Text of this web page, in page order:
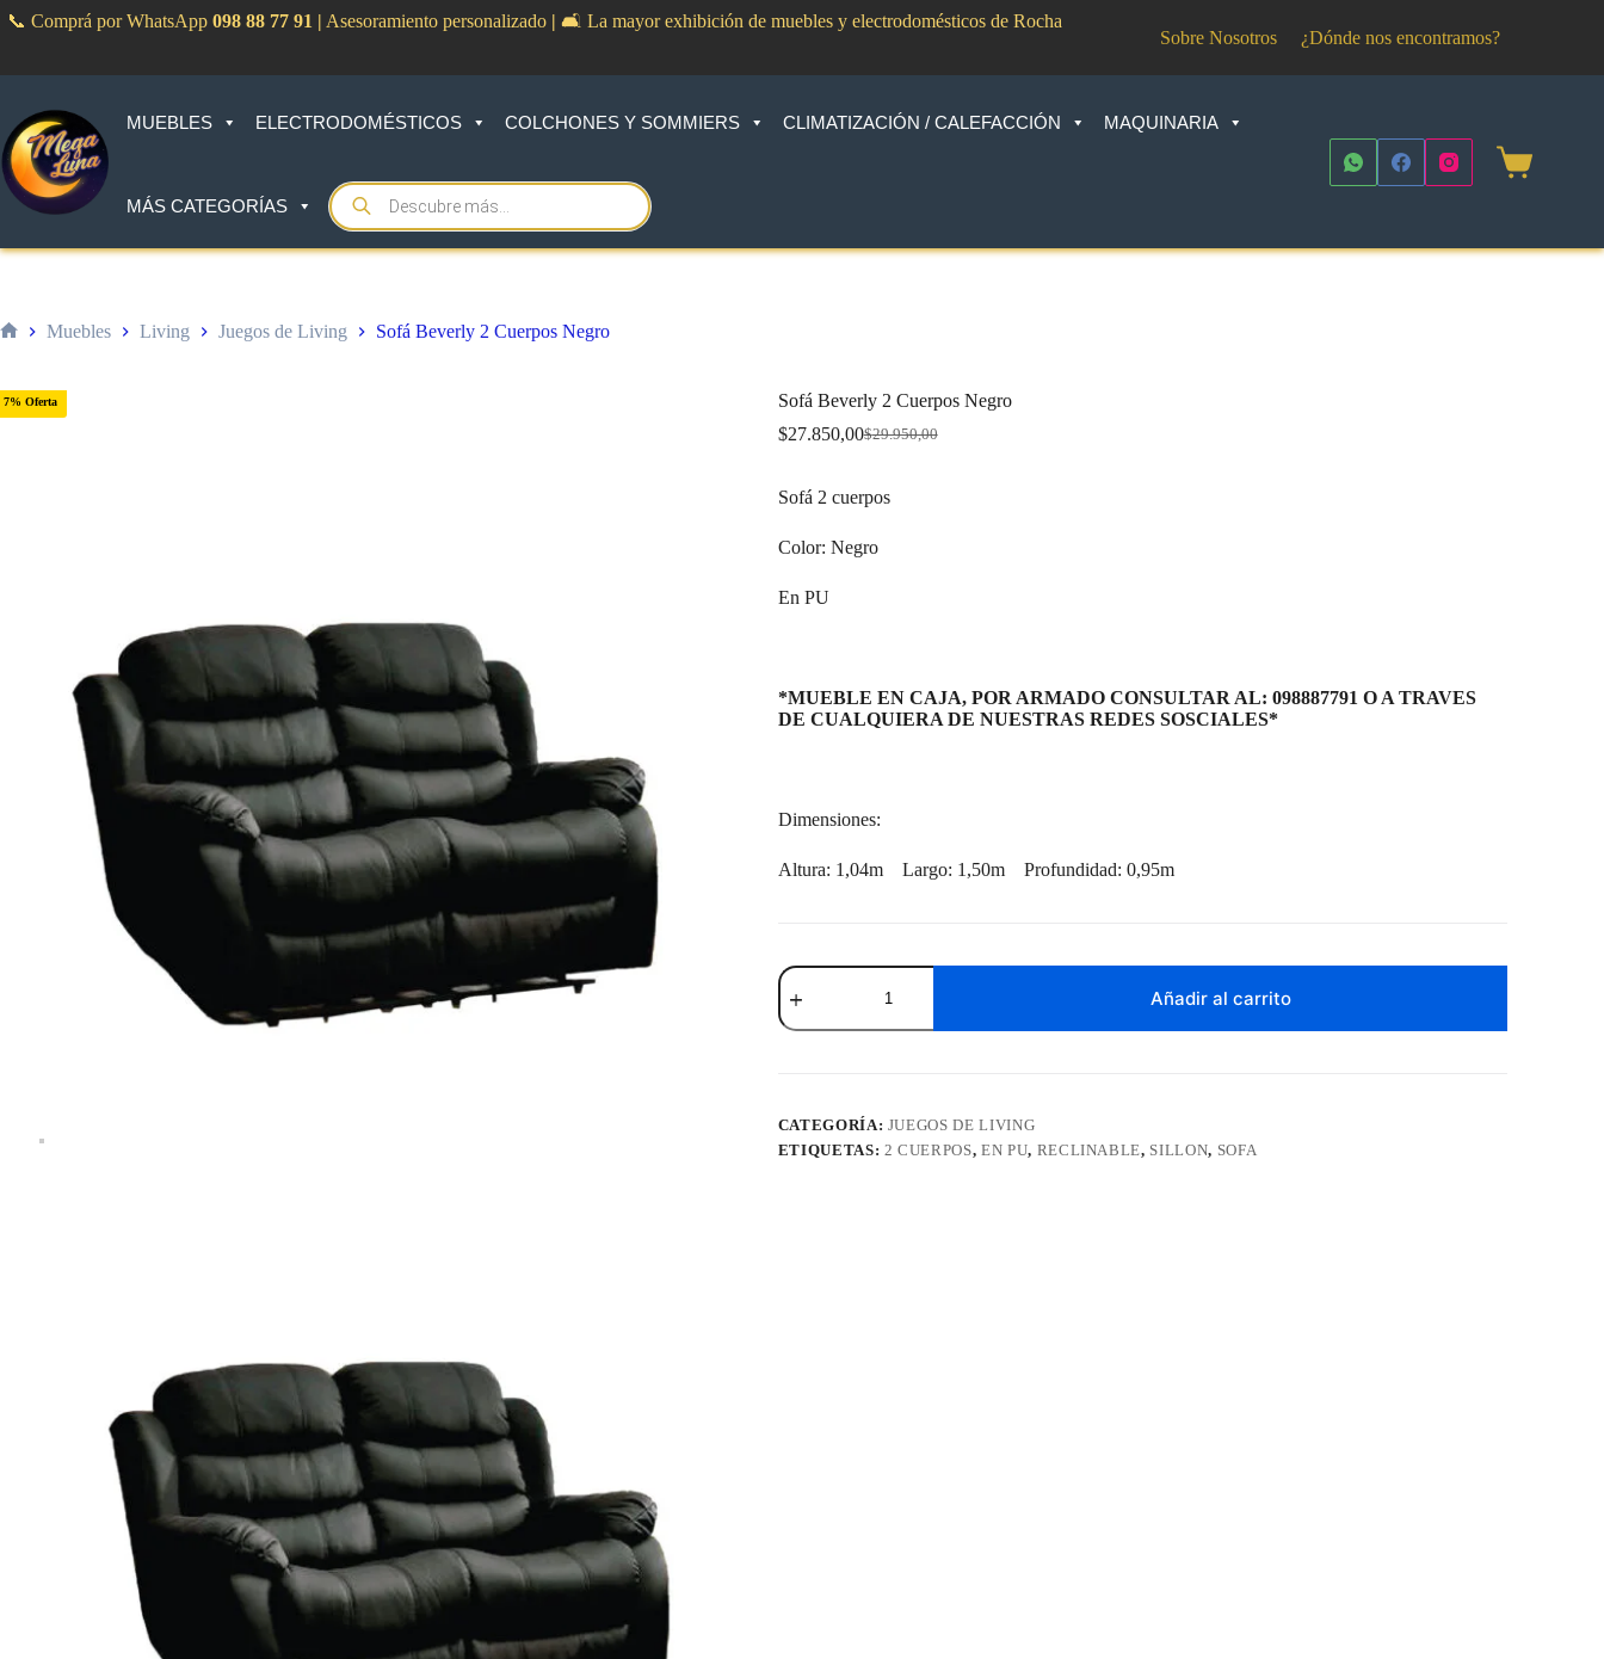
📞 Comprá por WhatsApp 098 88 77 91 | Asesoramiento personalizado | 🛋️ La mayor exhibición de muebles y electrodomésticos de Rocha
Sobre Nosotros ¿Dónde nos encontramos?
MUEBLES ELECTRODOMÉSTICOS COLCHONES Y SOMMIERS CLIMATIZACIÓN / CALEFACCIÓN MAQUINARIA
MÁS CATEGORÍAS
Products
search
Shopping
Muebles Living Juegos de Living Sofá Beverly 2 Cuerpos Negro
7% Oferta Sofá Beverly 2 Cuerpos Negro
$29.950,00
Original
$29.950,00.
$27.850,00Current
$27.850,00.
Sofá 2 cuerpos
Color: Negro
En PU
*MUEBLE EN CAJA, POR ARMADO CONSULTAR AL: 098887791 O A TRAVES
DE CUALQUIERA DE NUESTRAS REDES SOSCIALES*
Dimensiones:
Altura: 1,04m Largo: 1,50m Profundidad: 0,95m
Sofá
Beverly
2
Cuerpos
Añadir al carrito
CATEGORÍA: JUEGOS DE LIVING
ETIQUETAS: 2 CUERPOS, EN PU, RECLINABLE, SILLON, SOFA